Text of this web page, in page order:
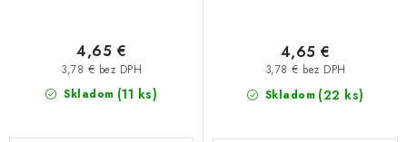
Skladom (11 ks)
3,78 € bez DPH
4,65 €
Skladom (22 ks)
3,78 € bez DPH
4,65 €